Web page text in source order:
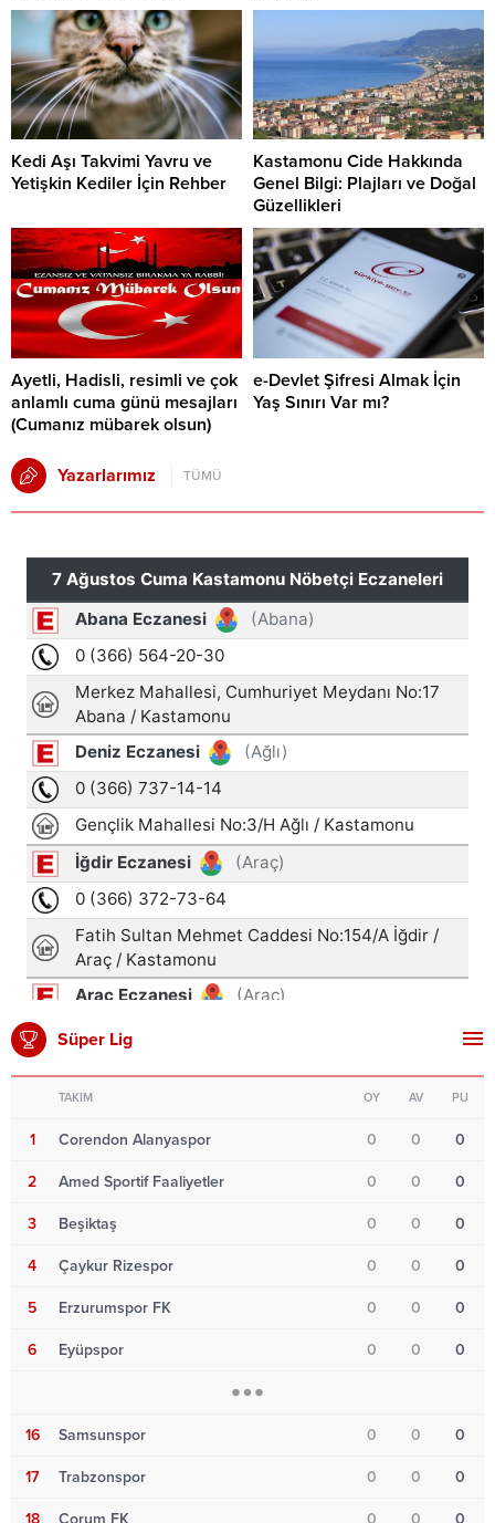
Kedi Aşı Takvimi Yavru ve
Yetişkin Kediler İçin Rehber
Kastamonu Cide Hakkında
Genel Bilgi: Plajları ve Doğal
Güzellikleri
Ayetli, Hadisli, resimli ve çok
anlamlı cuma günü mesajları
(Cumanız mübarek olsun)
e-Devlet Şifresi Almak İçin
Yaş Sınırı Var mı?
Yazarlarımız TÜMÜ
Süper Lig
TAKIM OY AV PU
1 Corendon Alanyaspor 0 0 0
2 Amed Sportif Faaliyetler 0 0 0
3 Beşiktaş 0 0 0
4 Çaykur Rizespor 0 0 0
5 Erzurumspor FK 0 0 0
6 Eyüpspor 0 0 0
16 Samsunspor 0 0 0
17 Trabzonspor 0 0 0
18 Çorum FK 0 0 0